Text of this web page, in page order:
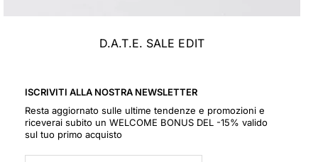
D.A.T.E. SALE EDIT
ISCRIVITI ALLA NOSTRA NEWSLETTER
Resta aggiornato sulle ultime tendenze e promozioni e
riceverai subito un WELCOME BONUS DEL -15% valido
sul tuo primo acquisto